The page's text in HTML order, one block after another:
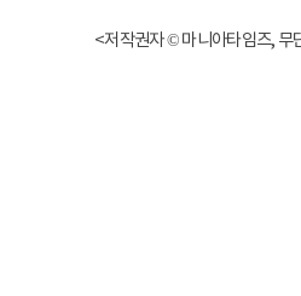
<저작권자 © 마니아타임즈, 무